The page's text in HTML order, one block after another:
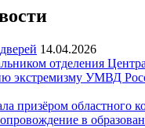
14.04.2026
отделения
экстремизму УМВД
призёром областного
в